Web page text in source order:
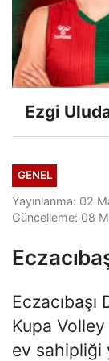
Ezgi
GENEL
Yayınlanma: 02
Güncelleme: 08
Kupa
ev sahipliği